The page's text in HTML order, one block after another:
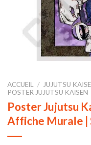
ACCUEIL / JUJUTSU
POSTER JUJUTSU KAISEN
Poster Jujutsu
Affiche Murale |